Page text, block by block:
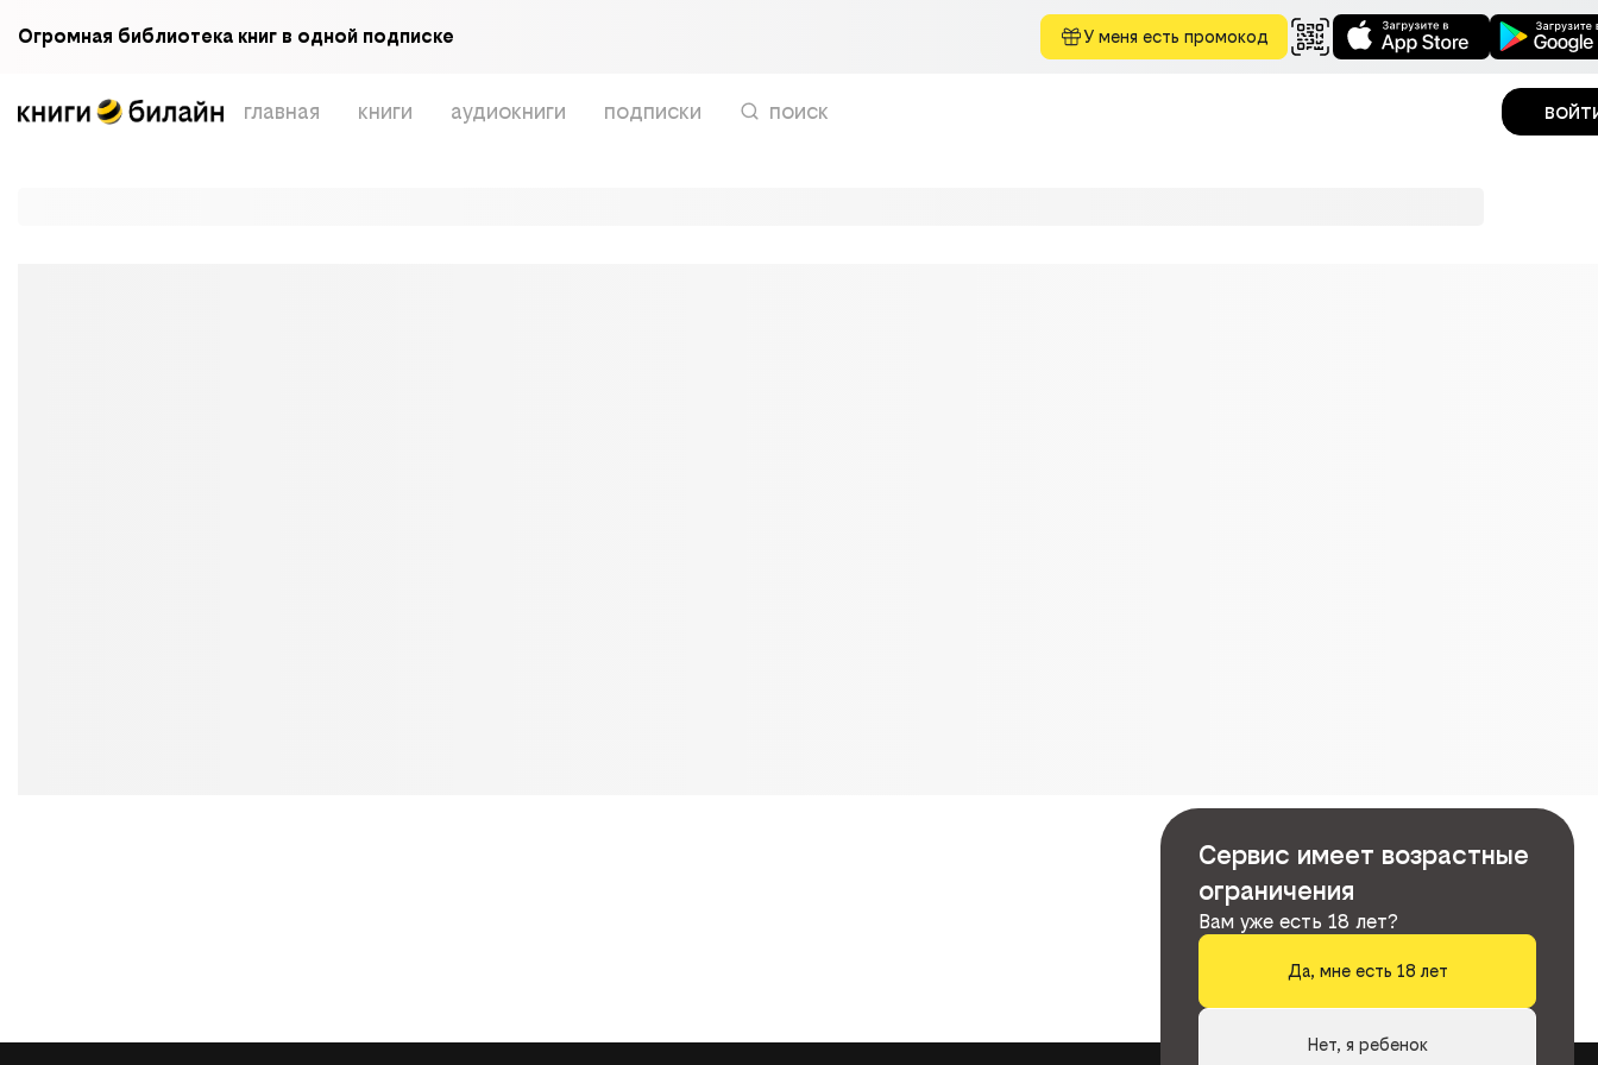
Огромная библиотека книг в одной подписке У меня есть промокод
главная книги аудиокниги подписки поиск
Сервис имеет возрастные
ограничения
Вам уже есть 18 лет?
Да, мне есть 18 лет
Нет, я ребенок